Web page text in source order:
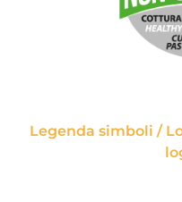
Legenda simboli /